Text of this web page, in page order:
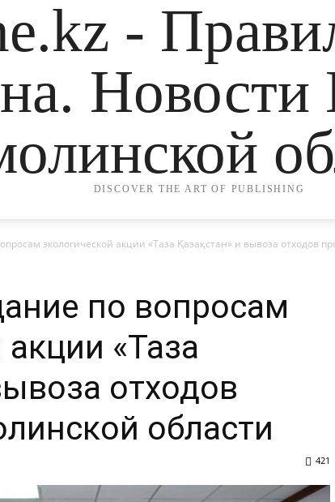
-
DISCOVER THE ART OF PUBLISHING
экологической акции «Таза Қазақстан» и вывоза отходов
по вопросам
«Таза
отходов
области
421